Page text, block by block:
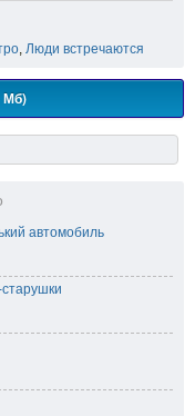
Люди встречаются
Мб)
автомобиль